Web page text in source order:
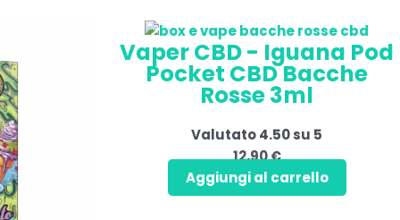
prezzo:
da
16,90 €
a
24,90 €
Vaper CBD - Iguana Pod
Pocket CBD Bacche
Rosse 3ml
Valutato4.50su 5
12,90€
Aggiungi al carrello